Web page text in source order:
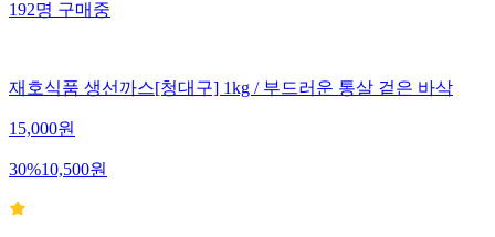
192명구매중
재호식품 생선까스[청대구] 1kg / 부드러운 통살 겉은 바삭
15,000원
30%10,500원